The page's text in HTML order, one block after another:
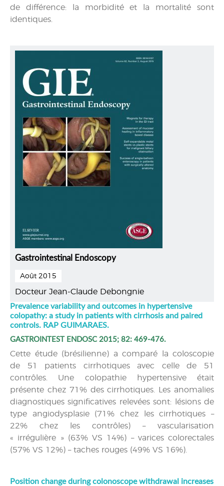
de différence: la morbidité et la mortalité sont
identiques.
Gastrointestinal Endoscopy
Août 2015
Docteur Jean-Claude Debongnie
Prevalence variability and outcomes in hypertensive
colopathy: a study in patients with cirrhosis and paired
controls. RAP GUIMARAES.
GASTROINTEST ENDOSC 2015; 82: 469-476.
Cette étude (brésilienne) a comparé la coloscopie
de 51 patients cirrhotiques avec celle de 51
contrôles. Une colopathie hypertensive était
présente chez 71% des cirrhotiques. Les anomalies
diagnostiques significatives relevées sont: lésions de
type angiodysplasie (71% chez les cirrhotiques –
22% chez les contrôles) – vascularisation
« irrégulière » (63% VS 14%) – varices colorectales
(57% VS 12%) – taches rouges (49% VS 16%).
Position change during colonoscope withdrawal increases